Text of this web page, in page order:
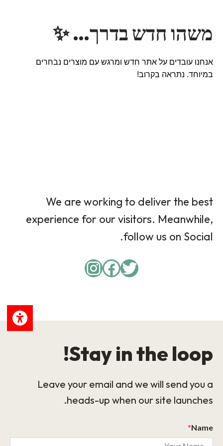
משהו חדש בדרך… ✨
אנחנו עובדים על אתר חדש ומרגש עם מוצרים נבחרים
במיוחד. נתראה בקרוב!
We are working to deliver the best
experience for our visitors. Meanwhile,
follow us on Social.
Twitter
Facebook
Instagram
Stay in the loop!
Leave your email and we will send you a
heads-up when our site launches.
Name
*